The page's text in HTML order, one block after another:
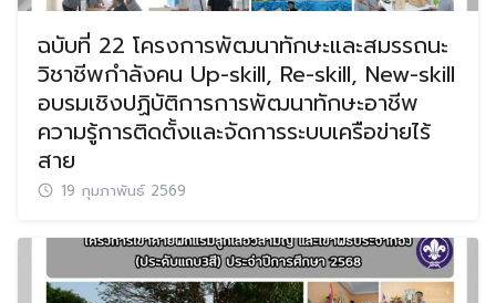
ฉบับที่ 22 โครงการพัฒนาทักษะและสมรรถนะ
วิชาชีพกำลังคน Up-skill, Re-skill, New-skill
อบรมเชิงปฏิบัติการการพัฒนาทักษะอาชีพ
ความรู้การติดตั้งและจัดการระบบเครือข่ายไร้
สาย
19 กุมภาพันธ์ 2569